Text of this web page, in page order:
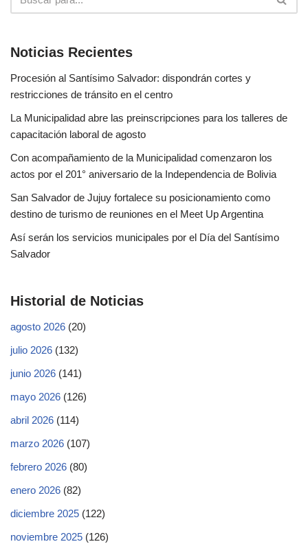
Noticias Recientes
Procesión al Santísimo Salvador: dispondrán cortes y
restricciones de tránsito en el centro
La Municipalidad abre las preinscripciones para los talleres de
capacitación laboral de agosto
Con acompañamiento de la Municipalidad comenzaron los
actos por el 201° aniversario de la Independencia de Bolivia
San Salvador de Jujuy fortalece su posicionamiento como
destino de turismo de reuniones en el Meet Up Argentina
Así serán los servicios municipales por el Día del Santísimo
Salvador
Historial de Noticias
agosto 2026 (20)
julio 2026 (132)
junio 2026 (141)
mayo 2026 (126)
abril 2026 (114)
marzo 2026 (107)
febrero 2026 (80)
enero 2026 (82)
diciembre 2025 (122)
noviembre 2025 (126)